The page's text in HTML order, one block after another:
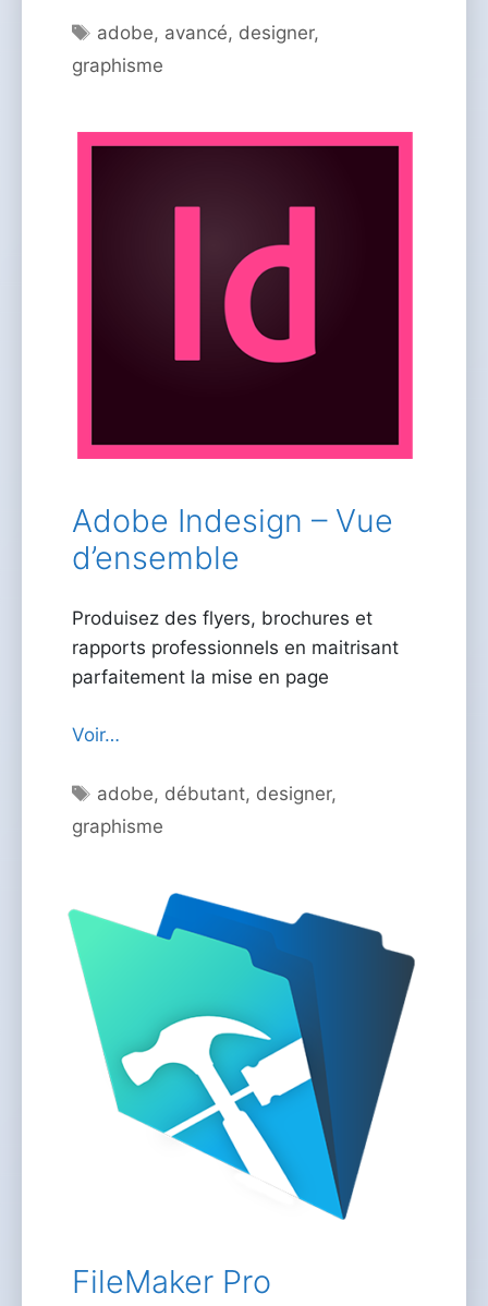
Étiquettes
adobe, avancé, designer,
graphisme
Adobe Indesign – Vue
d’ensemble
Produisez des flyers, brochures et
rapports professionnels en maitrisant
parfaitement la mise en page
Voir…
Étiquettes
adobe, débutant, designer,
graphisme
FileMaker Pro